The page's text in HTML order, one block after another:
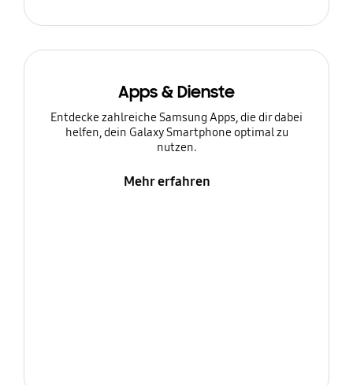
Apps & Dienste
Entdecke zahlreiche Samsung Apps, die dir dabei
helfen, dein Galaxy Smartphone optimal zu
nutzen.
Mehr erfahren